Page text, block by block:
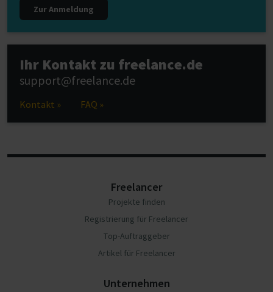
Zur Anmeldung
Ihr Kontakt zu freelance.de
support@freelance.de
Kontakt » FAQ »
Freelancer
Projekte finden
Registrierung für Freelancer
Top-Auftraggeber
Artikel für Freelancer
Unternehmen